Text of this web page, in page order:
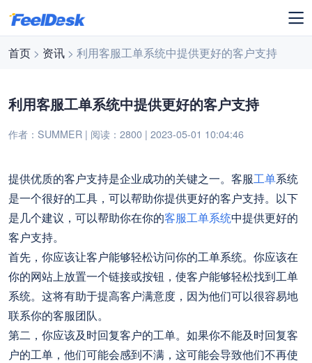
首页 > 资讯 > 利用客服工单系统中提供更好的客户支持
利用客服工单系统中提供更好的客户支持
作者：SUMMER | 阅读：2800 | 2023-05-01 10:04:46
提供优质的客户支持是企业成功的关键之一。客服工单系统
是一个很好的工具，可以帮助你提供更好的客户支持。以下
是几个建议，可以帮助你在你的客服工单系统中提供更好的
客户支持。
首先，你应该让客户能够轻松访问你的工单系统。你应该在
你的网站上放置一个链接或按钮，使客户能够轻松找到工单
系统。这将有助于提高客户满意度，因为他们可以很容易地
联系你的客服团队。
第二，你应该及时回复客户的工单。如果你不能及时回复客
户的工单，他们可能会感到不满，这可能会导致他们不再使